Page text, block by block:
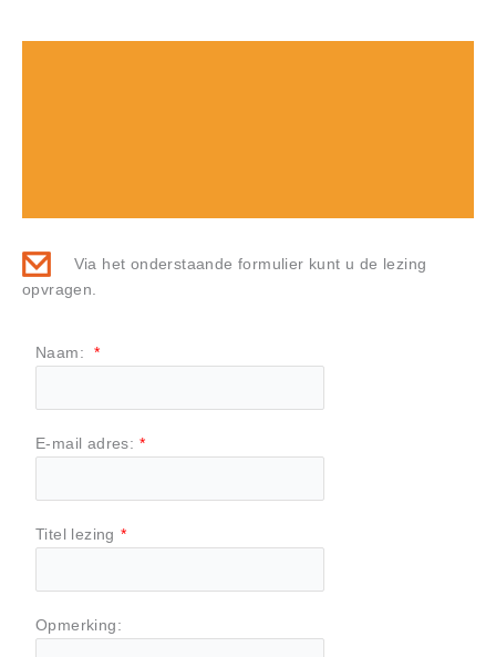
Via het onderstaande formulier kunt u de lezing
opvragen.
Naam: *
E-mail adres: *
Titel lezing *
Opmerking: